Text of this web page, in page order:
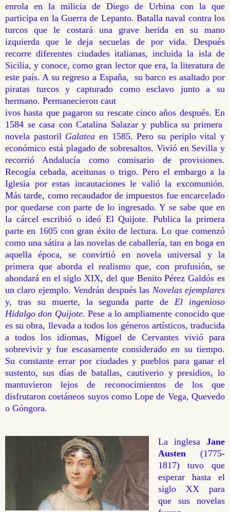
enrola en la milicia de Diego de Urbina con la que
participa en la Guerra de Lepanto. Batalla naval contra los
turcos que le costará una grave herida en su mano
izquierda que le deja secuelas de por vida. Después
recorre diferentes ciudades italianas, incluida la isla de
Sicilia, y conoce, como gran lector que era, la literatura de
este país. A su regreso a España, su barco es asaltado por
piratas turcos y capturado como esclavo junto a su
hermano. Permanecieron caut
ivos hasta que pagaron su rescate cinco años después. En
1584 se casa con Catalina Salazar y publica su primera
novela pastoril Galatea en 1585. Pero su periplo vital y
económico está plagado de sobresaltos. Vivió en Sevilla y
recorrió Andalucía como comisario de provisiones.
Recogía cebada, aceitunas o trigo. Pero el embargo a la
Iglesia por estas incautaciones le valió la excomunión.
Más tarde, como recaudador de impuestos fue encarcelado
por quedarse con parte de lo ingresado. Y se sabe que en
la cárcel escribió o ideó El Quijote. Publica la primera
parte en 1605 con gran éxito de lectura. Lo que comenzó
como una sátira a las novelas de caballería, tan en boga en
aquella época, se convirtió en novela universal y la
primera que aborda el realismo que, con profusión, se
ahondará en el siglo XIX, del que Benito Pérez Galdós es
un claro ejemplo. Vendrán después las Novelas ejemplares
y, tras su muerte, la segunda parte de El ingenioso
Hidalgo don Quijote. Pese a lo ampliamente conocido que
es su obra, llevada a todos los géneros artísticos, traducida
a todos los idiomas, Miguel de Cervantes vivió para
sobrevivir y fue escasamente considerado en su tiempo.
Su constante errar por ciudades y pueblos para ganar el
sustento, sus días de batallas, cautiverio y presidios, lo
mantuvieron lejos de reconocimientos de los que
disfrutaron coetáneos suyos como Lope de Vega, Quevedo
o Góngora.
La inglesa Jane
Austen (1775-
1817) tuvo que
esperar hasta el
siglo XX para
que sus novelas